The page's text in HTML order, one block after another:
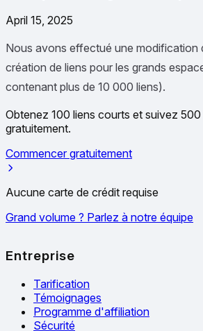
April 15, 2025
Nous avons effectué une modification
création de liens pour les grands
contenant plus de 10 000 liens).
Obtenez 100 liens courts et suivez
gratuitement.
Commencer gratuitement
Aucune carte de crédit requise
Grand volume ? Parlez à notre équipe
Entreprise
Tarification
Témoignages
Programme d'affiliation
Sécurité